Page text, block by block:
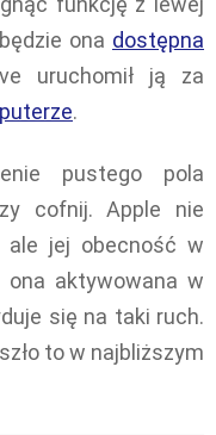
ona dostępna
uruchomił ją za
.
pustego pola
cofnij. Apple nie
ale jej obecność w
ona aktywowana w
się na taki ruch.
to w najbliższym